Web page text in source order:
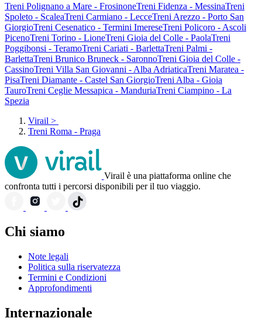
Treni Polignano a Mare - FrosinoneTreni Fidenza - MessinaTreni
Spoleto - ScaleaTreni Carmiano - LecceTreni Arezzo - Porto San
GiorgioTreni Cesenatico - Termini ImereseTreni Policoro - Ascoli
PicenoTreni Torino - LioneTreni Gioia del Colle - PaolaTreni
Poggibonsi - TeramoTreni Cariati - BarlettaTreni Palmi -
BarlettaTreni Brunico Bruneck - SaronnoTreni Gioia del Colle -
CassinoTreni Villa San Giovanni - Alba AdriaticaTreni Maratea -
PisaTreni Diamante - Castel San GiorgioTreni Alba - Gioia
TauroTreni Ceglie Messapica - ManduriaTreni Ciampino - La
Spezia
Virail >
Treni Roma - Praga
Virail è una piattaforma online che
confronta tutti i percorsi disponibili per il tuo viaggio.
Chi siamo
Note legali
Politica sulla riservatezza
Termini e Condizioni
Approfondimenti
Internazionale